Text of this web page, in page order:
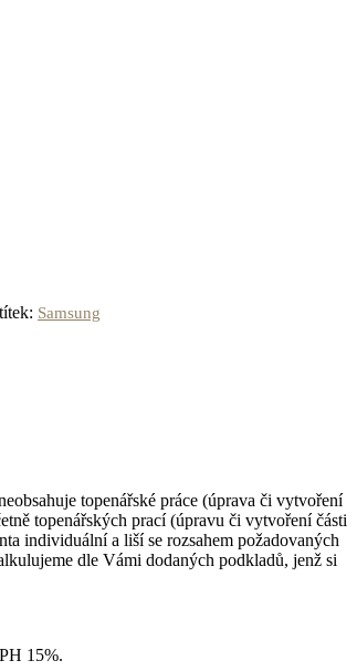
Samsung
topenářské práce (úprava či vytvoření
topenářských prací (úpravu či vytvoření části
individuální a liší se rozsahem požadovaných
dle Vámi dodaných podkladů, jenž si
15%.